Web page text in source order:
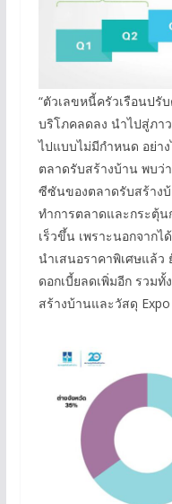
“ตัวเลขหนี้ครัวเรือนปรั
บริโภคลดลง นำไปสู่ภา
ไปแบบไม่มีกำหนด อย่า
ตลาดรับสร้างบ้าน พบว่
ซีซันของตลาดรับสร้างบ้
ทำการตลาดและกระตุ้
เร็วขึ้น เพราะนอกจาก
นำเสนอราคาพิเศษแล้ว
ดอกเบี้ยลดเพิ่มอีก รวม
สร้างบ้านและวัสดุ Expo